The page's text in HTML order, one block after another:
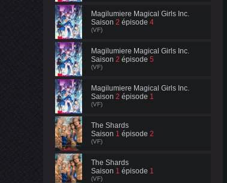
Magilumiere Magical Girls Inc.
Saison 2 épisode 4
(VF)
Magilumiere Magical Girls Inc.
Saison 2 épisode 5
(VF)
Magilumiere Magical Girls Inc.
Saison 2 épisode 1
(VF)
The Shards
Saison 1 épisode 2
(VF)
The Shards
Saison 1 épisode 1
(VF)